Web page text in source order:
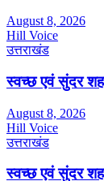
August 8, 2026
Hill Voice
उत्तराखंड
स्वच्छ एवं सुंदर
August 8, 2026
Hill Voice
उत्तराखंड
स्वच्छ एवं सुंदर